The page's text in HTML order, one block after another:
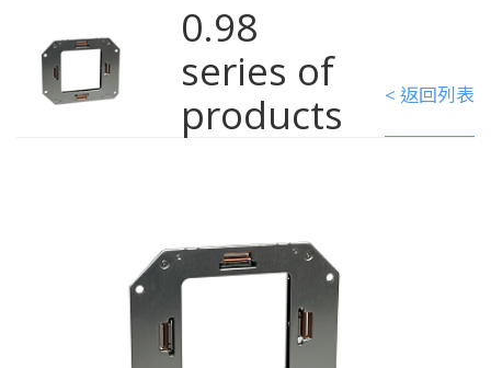
0.98
series of
products
< 返回列表